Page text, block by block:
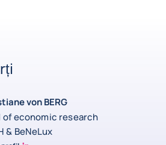
von BERG
of economic research
& BeNeLux